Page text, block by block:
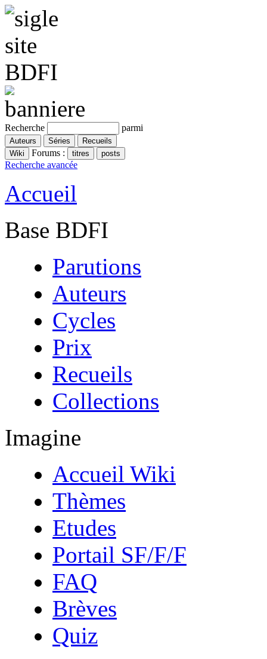
Recherche parmi
Forums :
Recherche avancée
Accueil
Base BDFI
Parutions
Auteurs
Cycles
Prix
Recueils
Collections
Imagine
Accueil Wiki
Thèmes
Etudes
Portail SF/F/F
FAQ
Brèves
Quiz